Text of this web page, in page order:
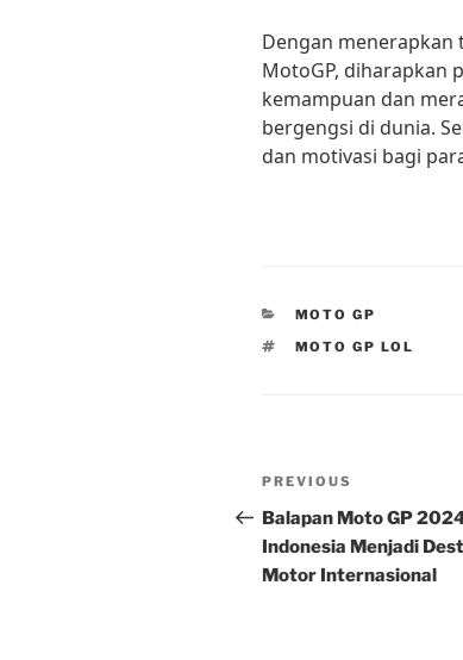
Dengan menerapkan
MotoGP, diharapkan
kemampuan dan
bergengsi di dunia.
dan motivasi bagi
CATEGORIES
MOTO GP
TAGS
MOTO GP LOL
Post
navigation
Previous
Post
PREVIOUS
Balapan Moto GP
Indonesia Menjadi
Motor Internasional